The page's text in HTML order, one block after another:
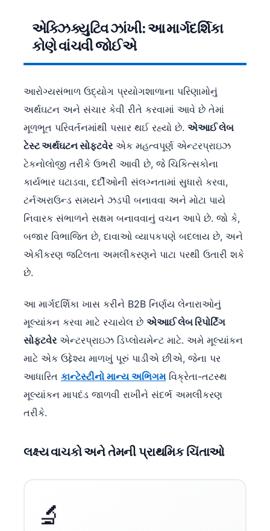
એક્ઝિક્યુટિવ ઝાંખી: આ માર્ગદર્શિકા
કોણે વાંચવી જોઈએ
આરોગ્યસંભાળ ઉદ્યોગ પ્રયોગશાળાના પરિણામોનું
અર્થઘટન અને સંચાર કેવી રીતે કરવામાં આવે છે તેમાં
મૂળભૂત પરિવર્તનમાંથી પસાર થઈ રહ્યો છે. એઆઈ લેબ
ટેસ્ટ અર્થઘટન સોફ્ટવેરએક મહત્વપૂર્ણ એન્ટરપ્રાઇઝ
ટેકનોલોજી તરીકે ઉભરી આવી છે, જે ચિકિત્સકોના
કાર્યભાર ઘટાડવા, દર્દીઓની સંલગ્નતામાં સુધારો કરવા,
ટર્નઅરાઉન્ડ સમયને ઝડપી બનાવવા અને મોટા પાયે
નિવારક સંભાળને સક્ષમ બનાવવાનું વચન આપે છે. જો કે,
બજાર વિભાજિત છે, દાવાઓ વ્યાપકપણે બદલાય છે, અને
એકીકરણ જટિલતા અમલીકરણને પાટા પરથી ઉતારી શકે
છે.
આ માર્ગદર્શિકા ખાસ કરીને B2B નિર્ણય લેનારાઓનું
મૂલ્યાંકન કરવા માટે રચાયેલ છે એઆઈ લેબ રિપોર્ટિંગ
સોફ્ટવેરએન્ટરપ્રાઇઝ ડિપ્લોયમેન્ટ માટે. અમે મૂલ્યાંકન
માટે એક ઉદ્દેશ્ય માળખું પૂરું પાડીએ છીએ, જેના પર
આધારિત કાન્ટેસ્ટીનો માન્ય અભિગમવિક્રેતા-તટસ્થ
મૂલ્યાંકન માપદંડ જાળવી રાખીને સંદર્ભ અમલીકરણ
તરીકે.
લક્ષ્ય વાચકો અને તેમની પ્રાથમિક ચિંતાઓ
🔬